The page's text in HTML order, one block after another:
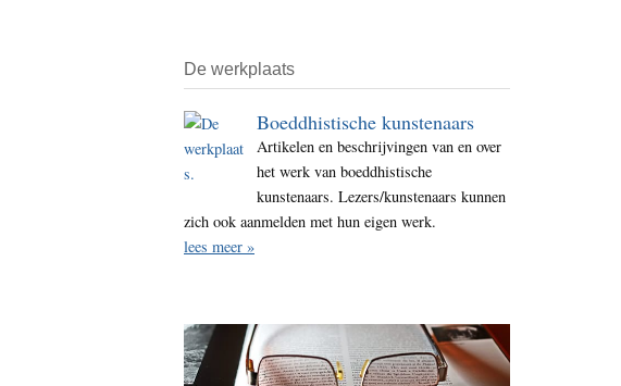
De werkplaats
Boeddhistische kunstenaars
Artikelen en beschrijvingen van en over
het werk van boeddhistische
kunstenaars. Lezers/kunstenaars kunnen
zich ook aanmelden met hun eigen werk.
lees meer »